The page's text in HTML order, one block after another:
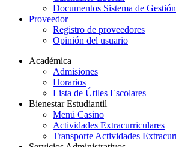
Documentos Sistema de
Proveedor
Registro de proveedores
Opinión del usuario
Académica
Admisiones
Horarios
Lista de Útiles Escolares
Bienestar Estudiantil
Menú Casino
Actividades Extracurriculares
Transporte Actividades